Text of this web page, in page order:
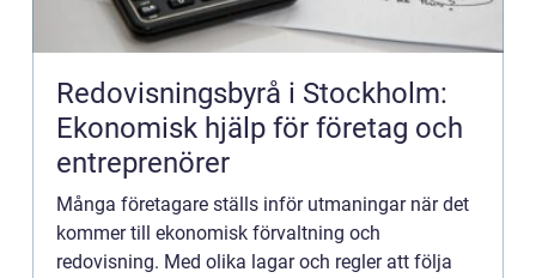
Redovisningsbyrå i Stockholm:
Ekonomisk hjälp för företag och
entreprenörer
Många företagare ställs inför utmaningar när det
kommer till ekonomisk förvaltning och
redovisning. Med olika lagar och regler att följa